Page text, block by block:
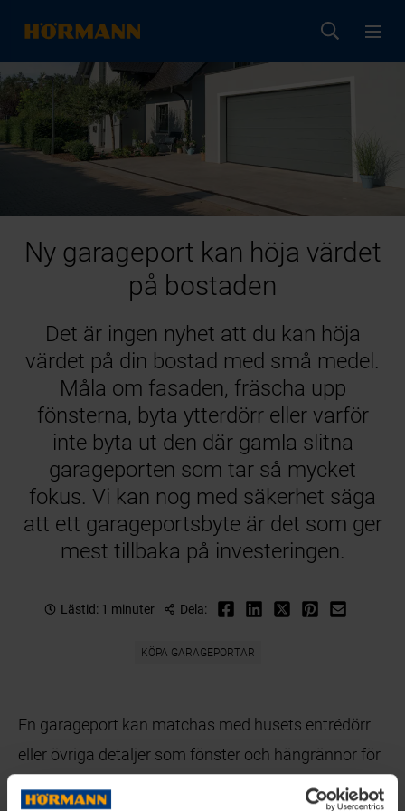
Ny garageport kan höja värdet
på bostaden
Det är ingen nyhet att du kan höja
värdet på din bostad med små medel.
Måla om fasaden, fräscha upp
fönsterna, byta ytterdörr eller varför
inte byta ut den där gamla slitna
garageporten som tar så mycket
fokus. Vi kan nog med säkerhet säga
att ett garageportsbyte är det som ger
mest tillbaka på investeringen.
Lästid: 1 minuter Dela:
KÖPA GARAGEPORTAR
En garageport kan matchas med husets entrédörr
eller övriga detaljer som fönster och hängrännor för
att skapa ett snyggt helhetsintryck. Med olika